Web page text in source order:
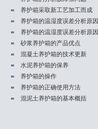
养护箱​采取新工艺加工而成
养护箱的温湿度误差分析原因
养护箱的温湿度误差分析原因
砂浆养护箱的产品优点
混凝土养护箱的技术更新
水泥养护箱的保养
养护箱的操作
养护箱的正确使用方法
混泥土养护箱的基本概括